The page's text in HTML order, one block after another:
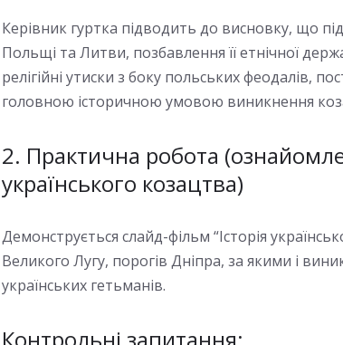
Керівник гуртка підводить до висновку, що
Польщі та Литви, позбавлення її етнічної
релігійні утиски з боку польських феодалів,
головною історичною умовою виникнення
2. Практична робота
українського козацтва)
Демонструється слайд-фільм “Історія
Великого Лугу, порогів Дніпра, за якими і
українських гетьманів.
Контрольні запитання: